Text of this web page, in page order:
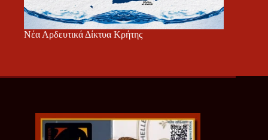
Νέα Αρδευτικά Δίκτυα Κρήτης